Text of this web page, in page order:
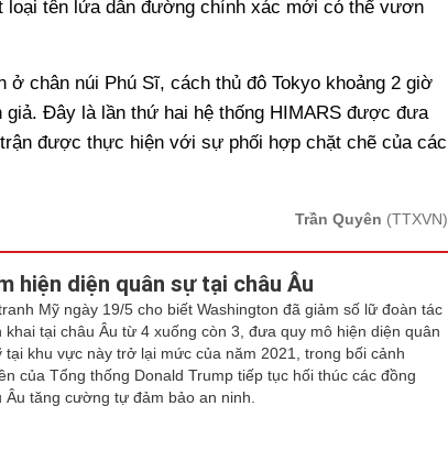
loại tên lửa dẫn đường chính xác mới có thể vươn
chân núi Phú Sĩ, cách thủ đô Tokyo khoảng 2 giờ
Đây là lần thứ hai hệ thống HIMARS được đưa
được thực hiện với sự phối hợp chặt chẽ của các
Trần Quyên (TTXVN)
hiện diện quân sự tại châu Âu
Mỹ ngày 19/5 cho biết Washington đã giảm số lữ đoàn tác
khai tại châu Âu từ 4 xuống còn 3, đưa quy mô hiện diện quân
tại khu vực này trở lại mức của năm 2021, trong bối cảnh
của Tổng thống Donald Trump tiếp tục hối thúc các đồng
Âu tăng cường tự đảm bảo an ninh.